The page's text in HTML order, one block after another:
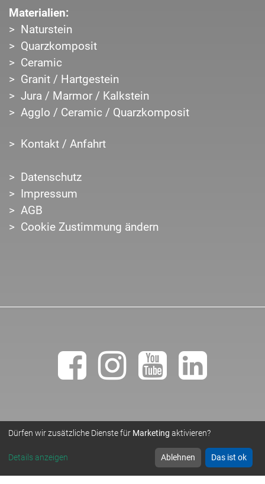
Materialien:
Naturstein
Quarzkomposit
Ceramic
Granit / Hartgestein
Jura / Marmor / Kalkstein
Agglo / Ceramic / Quarzkomposit
Kontakt / Anfahrt
Datenschutz
Impressum
AGB
Cookie Zustimmung ändern
Dürfen wir zusätzliche Dienste für Marketing aktivieren?
Details anzeigen Ablehnen Das ist ok